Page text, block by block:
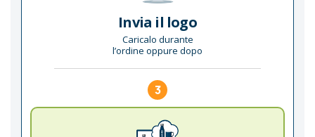
Invia il logo
Caricalo durante
l’ordine oppure dopo
3